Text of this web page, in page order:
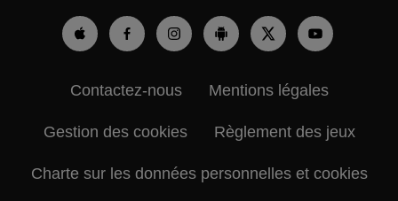
Contactez-nous Mentions légales
Gestion des cookies Règlement des jeux
Charte sur les données personnelles et cookies